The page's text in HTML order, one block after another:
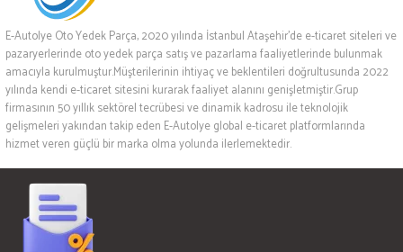
E-Autolye Oto Yedek Parça, 2020 yılında İstanbul Ataşehir’de e-ticaret siteleri ve
pazaryerlerinde oto yedek parça satış ve pazarlama faaliyetlerinde bulunmak
amacıyla kurulmuştur.Müşterilerinin ihtiyaç ve beklentileri doğrultusunda 2022
yılında kendi e-ticaret sitesini kurarak faaliyet alanını genişletmiştir.Grup
firmasının 50 yıllık sektörel tecrübesi ve dinamik kadrosu ile teknolojik
gelişmeleri yakından takip eden E-Autolye global e-ticaret platformlarında
hizmet veren güçlü bir marka olma yolunda ilerlemektedir.